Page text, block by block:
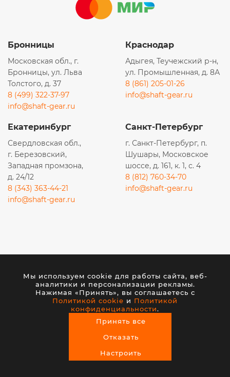
0
Мы используем cookie для работы сайта, веб-
аналитики и персонализации рекламы.
Нажимая «Принять», вы соглашаетесь с
Политикой cookie и Политикой
конфиденциальности.
Принять все
Отказать
Настроить
Бронницы
Московская обл., г.
Бронницы, ул. Льва
Толстого, д. 37
8 (499) 322-37-97
info@shaft-gear.ru
Краснодар
Адыгея, Теучежский р-н,
ул. Промышленная, д. 8А
8 (861) 205-01-26
info@shaft-gear.ru
Екатеринбург
Свердловская обл.,
г. Березовский,
Западная промзона,
д. 24/12
8 (343) 363-44-21
info@shaft-gear.ru
Санкт-Петербург
г. Санкт-Петербург, п.
Шушары, Московское
шоссе, д. 161, к. 1, с. 4
8 (812) 760-34-70
info@shaft-gear.ru
каких условиях не является публичной офертой,
определяемой положениями статьи 437 (2) ГК РФ.
© 2026 ООО «ШАФТ». Все права защищены.